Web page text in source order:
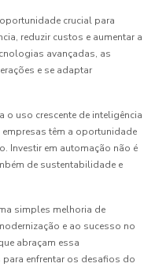
crucial para
reduzir custos e aumentar a
avançadas, as
e se adaptar
uso crescente de inteligência
têm a oportunidade
Investir em automação não é
de sustentabilidade e
simples melhoria de
e ao sucesso no
abraçam essa
enfrentar os desafios do